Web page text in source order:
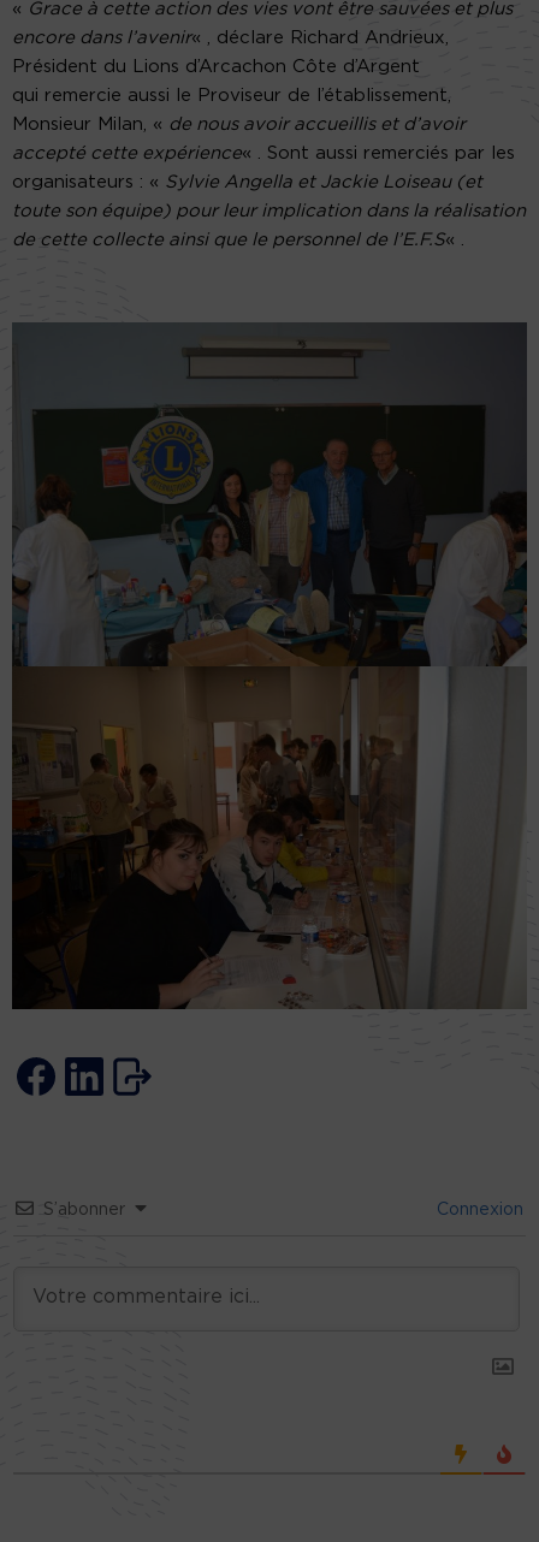
« Grace à cette action des vies vont être sauvées et plus
encore dans l’avenir« , déclare Richard Andrieux,
Président du Lions d’Arcachon Côte d’Argent
qui remercie aussi le Proviseur de l’établissement,
Monsieur Milan, « de nous avoir accueillis et d’avoir
accepté cette expérience« . Sont aussi remerciés par les
organisateurs : « Sylvie Angella et Jackie Loiseau (et
toute son équipe) pour leur implication dans la réalisation
de cette collecte ainsi que le personnel de l’E.F.S« .
S’abonner Connexion